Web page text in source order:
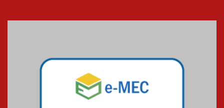
Mackenzie mobiliza campanha
solidária para apoiar famílias em
Minas Gerais